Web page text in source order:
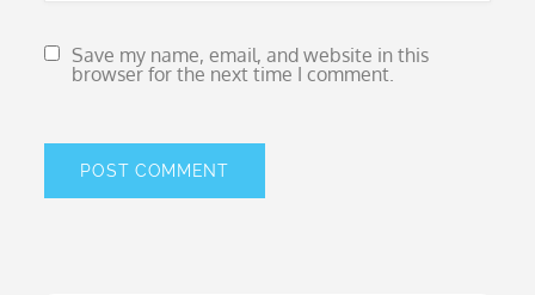
Save my name, email, and website in this
browser for the next time I comment.